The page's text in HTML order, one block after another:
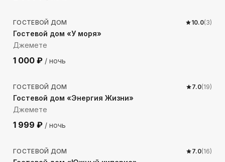
ГОСТЕВОЙ ДОМ 10.0(3)
Гостевой дом «У моря»
Джемете
1 000 ₽ / ночь
1210 м до моря
ГОСТЕВОЙ ДОМ 7.0(19)
Гостевой дом «Энергия Жизни»
Джемете
1 999 ₽ / ночь
1301 м до моря
ГОСТЕВОЙ ДОМ 7.0(16)